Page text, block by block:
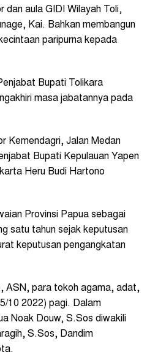
dan aula GIDI Wilayah Toli,
Kai. Bahkan membangun
paripurna kepada
Bupati Tolikara
masa jabatannya pada
Kemendagri, Jalan Medan
Bupati Kepulauan Yapen
Heru Budi Hartono
Provinsi Papua sebagai
satu tahun sejak keputusan
keputusan pengangkatan
ASN, para tokoh agama, adat,
10 2022) pagi. Dalam
Noak Douw, S.Sos diwakili
S.Sos, Dandim